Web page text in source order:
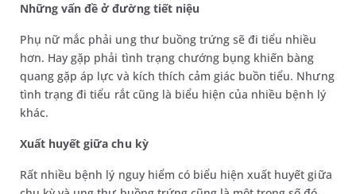
Những vấn đề ở đường tiết niệu
Phụ nữ mắc phải ung thư buồng trứng sẽ đi tiểu nhiều
hơn. Hay gặp phải tình trạng chướng bụng khiến bàng
quang gặp áp lực và kích thích cảm giác buồn tiểu. Nhưng
tình trạng đi tiểu rắt cũng là biểu hiện của nhiều bệnh lý
khác.
Xuất huyết giữa chu kỳ
Rất nhiều bệnh lý nguy hiểm có biểu hiện xuất huyết giữa